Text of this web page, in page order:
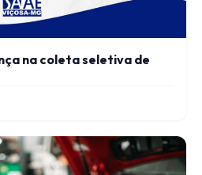
na coleta seletiva de